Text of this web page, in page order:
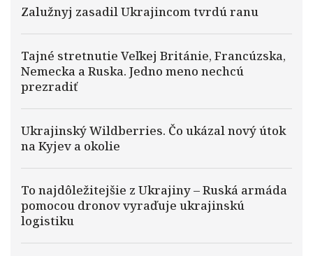
Zalužnyj zasadil Ukrajincom tvrdú ranu
Tajné stretnutie Veľkej Británie, Francúzska,
Nemecka a Ruska. Jedno meno nechcú
prezradiť
Ukrajinský Wildberries. Čo ukázal nový útok
na Kyjev a okolie
To najdôležitejšie z Ukrajiny – Ruská armáda
pomocou dronov vyraďuje ukrajinskú
logistiku